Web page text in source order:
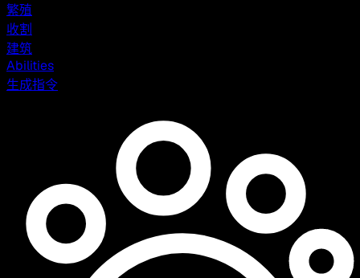
繁殖
收割
建筑
Abilities
生成指令